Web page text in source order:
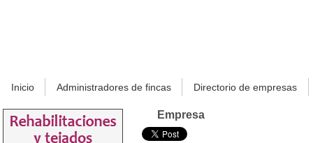
Inicio Administradores de fincas Directorio de empresas
Empresa